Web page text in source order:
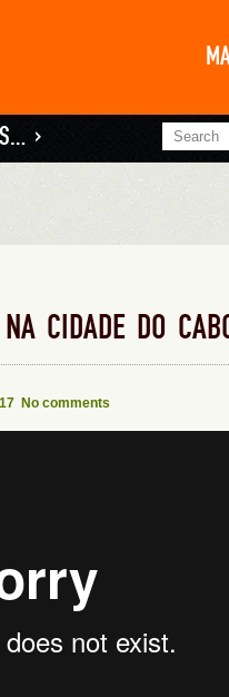
»
CIDADE DO
No comments